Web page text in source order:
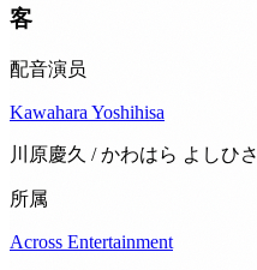
客
配音演员
Kawahara Yoshihisa
川原慶久 / かわはら よしひさ
所属
Across Entertainment